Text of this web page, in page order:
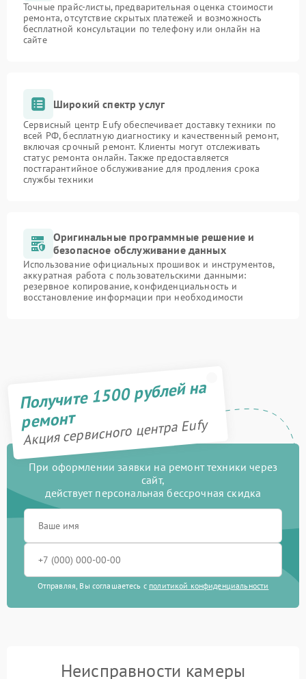
Точные прайс-листы, предварительная оценка стоимости
ремонта, отсутствие скрытых платежей и возможность
бесплатной консультации по телефону или онлайн на
сайте
Широкий спектр услуг
Сервисный центр Eufy обеспечивает доставку техники по
всей РФ, бесплатную диагностику и качественный ремонт,
включая срочный ремонт. Клиенты могут отслеживать
статус ремонта онлайн. Также предоставляется
постгарантийное обслуживание для продления срока
службы техники
Оригинальные программные решение и
безопасное обслуживание данных
Использование официальных прошивок и инструментов,
аккуратная работа с пользовательскими данными:
резервное копирование, конфиденциальность и
восстановление информации при необходимости
Получите 1500 рублей на
ремонт
Акция сервисного центра Eufy
При оформлении заявки на ремонт техники через
сайт,
действует персональная бессрочная скидка
Отправляя, Вы соглашаетесь с политикой конфиденциальности
Неисправности камеры